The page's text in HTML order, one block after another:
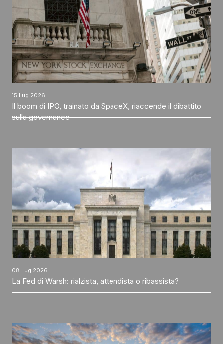
15 Lug 2026
Il boom di IPO, trainato da SpaceX, riaccende il dibattito
sulla governance
08 Lug 2026
La Fed di Warsh: rialzista, attendista o ribassista?